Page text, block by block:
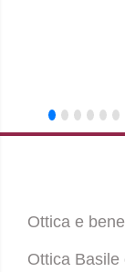
Ottica e
Ottica Basile